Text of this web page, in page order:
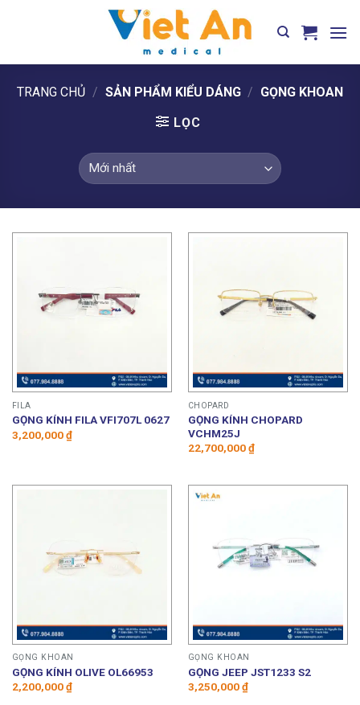
TRANG CHỦ / SẢN PHẨM KIỂU DÁNG / GỌNG KHOAN
LỌC
FILA
GỌNG KÍNH FILA VFI707L 0627
3,200,000₫
CHOPARD
GỌNG KÍNH CHOPARD
VCHM25J
22,700,000₫
GỌNG KHOAN
GỌNG KÍNH OLIVE OL66953
2,200,000₫
GỌNG KHOAN
GỌNG JEEP JST1233 S2
3,250,000₫